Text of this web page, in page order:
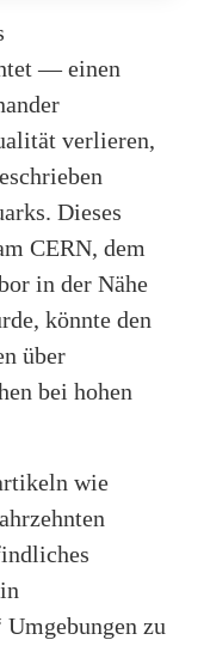
— einen
verlieren,
Dieses
CERN, dem
in der Nähe
könnte den
über
bei hohen
wie
zu